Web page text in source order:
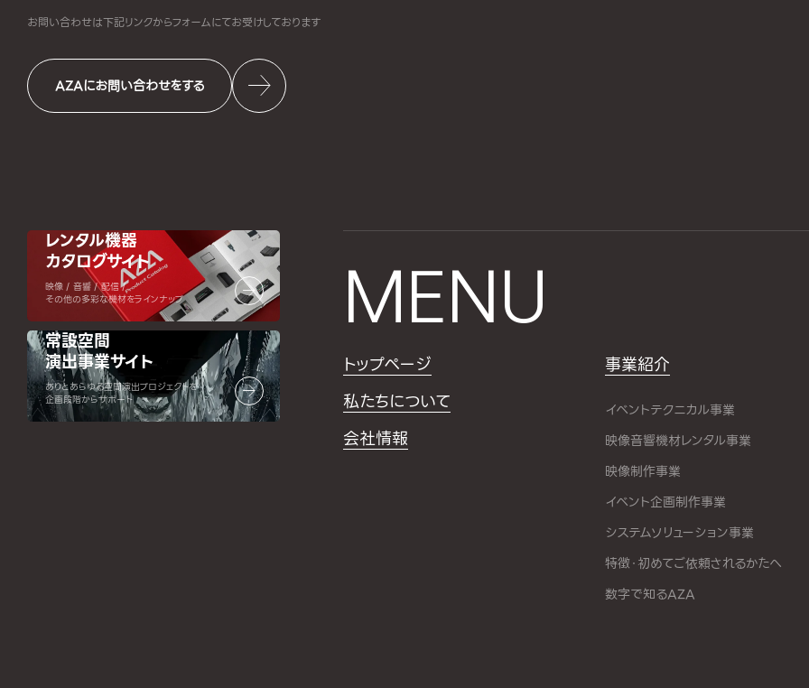
お問い合わせは下記リンクからフォームにてお受けしております
AZAにお問い合わせをする
レンタル機器
カタログサイト
映像 / 音響 / 配信 /
その他の多彩な機材をラインナップ
常設空間
演出事業サイト
ありとあらゆる空間演出プロジェクトを
企画段階からサポート
MENU
トップページ
私たちについて
会社情報
事業紹介
イベントテクニカル事業
映像音響機材レンタル事業
映像制作事業
イベント企画制作事業
システムソリューション事業
特徴・初めてご依頼されるかたへ
数字で知るAZA